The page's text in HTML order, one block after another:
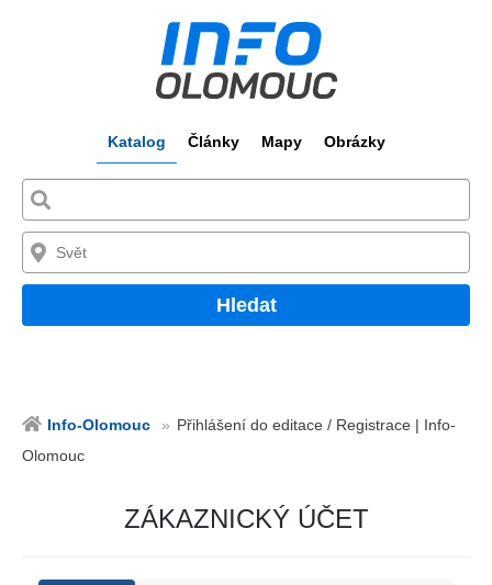
Katalog Články Mapy Obrázky
Hledat
Info-Olomouc
Přihlášení do editace / Registrace | Info-
Olomouc
ZÁKAZNICKÝ ÚČET